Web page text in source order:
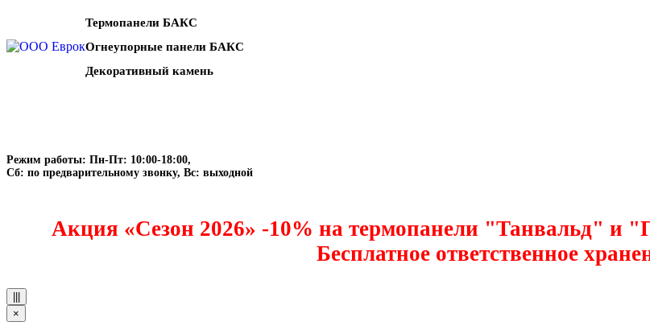
Термопанели БАКС
Огнеупорные панели БАКС
Декоративный камень
Режим работы: Пн-Пт: 10:00-18:00,
Сб: по предварительному звонку, Вс: выходной
Акция «Сезон 2026» -10% на термопанели "Танвальд" и
Бесплатное ответственное
×